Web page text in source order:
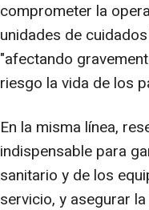
comprometer la
unidades de
"afectando
riesgo la vida de los
En la misma línea,
indispensable para
sanitario y de los
servicio, y asegurar